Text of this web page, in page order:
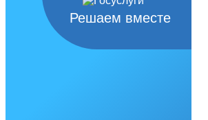
Решаем вместе